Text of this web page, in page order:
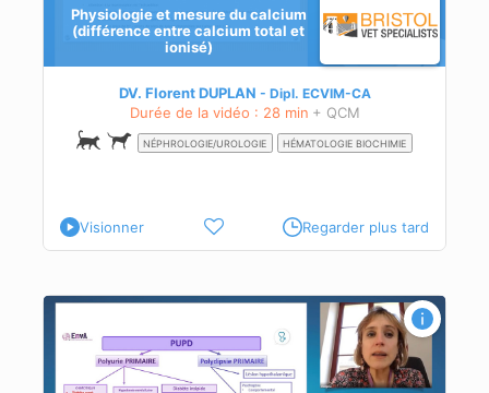
Physiologie et mesure du calcium
(différence entre calcium total et
ionisé)
DV. Florent DUPLAN Dipl. ECVIM-CA
Durée de la vidéo : 28 min + QCM
NÉPHROLOGIE/UROLOGIE HÉMATOLOGIE BIOCHIMIE
Visionner Regarder plus tard